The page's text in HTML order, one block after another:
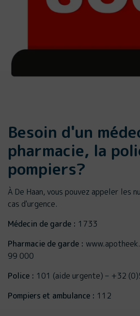
Besoin d'un
pharmacie, la
pompiers?
À De Haan, vous pouvez appeler les
cas d'urgence.
Médecin de garde : 1733
Pharmacie de garde :
99 000
Police : 101 (aide urgente) – +32
Pompiers et ambulance : 112